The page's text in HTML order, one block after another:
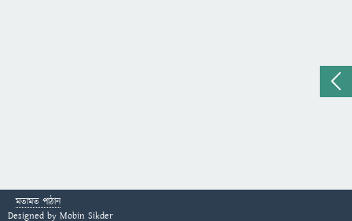
মতামত পাঠান
Designed by Mobin Sikder